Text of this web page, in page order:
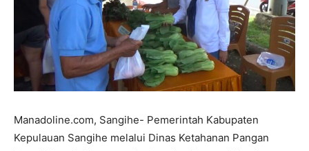
Manadoline.com, Sangihe- Pemerintah Kabupaten
Kepulauan Sangihe melalui Dinas Ketahanan Pangan